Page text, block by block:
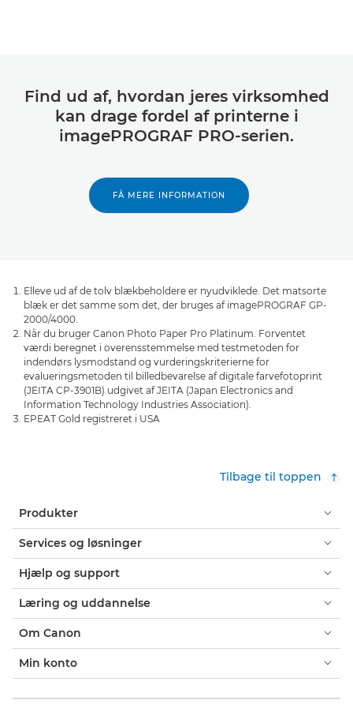
Find ud af, hvordan jeres virksomhed
kan drage fordel af printerne i
imagePROGRAF PRO-serien.
FÅ MERE INFORMATION
Elleve ud af de tolv blækbeholdere er nyudviklede. Det matsorte
blæk er det samme som det, der bruges af imagePROGRAF GP-
2000/4000.
Når du bruger Canon Photo Paper Pro Platinum. Forventet
værdi beregnet i overensstemmelse med testmetoden for
indendørs lysmodstand og vurderingskriterierne for
evalueringsmetoden til billedbevarelse af digitale farvefotoprint
(JEITA CP-3901B) udgivet af JEITA (Japan Electronics and
Information Technology Industries Association).
EPEAT Gold registreret i USA
Tilbage til toppen
Produkter
Services og løsninger
Hjælp og support
Læring og uddannelse
Om Canon
Min konto